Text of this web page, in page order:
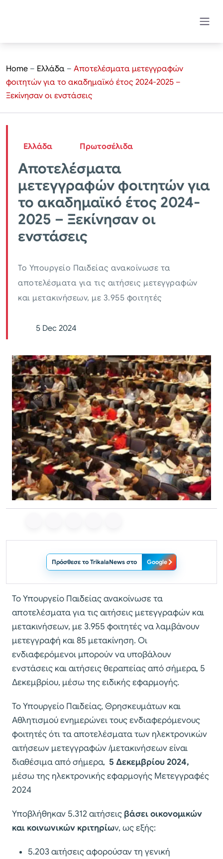
Home – Ελλάδα – Αποτελέσματα μετεγγραφών
φοιτητών για το ακαδημαϊκό έτος 2024-2025 –
Ξεκίνησαν οι ενστάσεις
Ελλάδα Πρωτοσέλιδα
Αποτελέσματα
μετεγγραφών φοιτητών για
το ακαδημαϊκό έτος 2024-
2025 – Ξεκίνησαν οι
ενστάσεις
Το Υπουργείο Παιδείας ανακοίνωσε τα
αποτελέσματα για τις αιτήσεις μετεγγραφών
και μετακινήσεων, με 3.955 φοιτητές
5 Dec 2024
Πρόσθεσε το TrikalaNews στο Google
Το Υπουργείο Παιδείας ανακοίνωσε τα
αποτελέσματα για τις αιτήσεις μετεγγραφών και
μετακινήσεων, με 3.955 φοιτητές να λαμβάνουν
μετεγγραφή και 85 μετακίνηση. Οι
ενδιαφερόμενοι μπορούν να υποβάλουν
ενστάσεις και αιτήσεις θεραπείας από σήμερα, 5
Δεκεμβρίου, μέσω της ειδικής εφαρμογής.
Το Υπουργείο Παιδείας, Θρησκευμάτων και
Αθλητισμού ενημερώνει τους ενδιαφερόμενους
φοιτητές ότι τα αποτελέσματα των ηλεκτρονικών
αιτήσεων μετεγγραφών /μετακινήσεων είναι
διαθέσιμα από σήμερα, 5 Δεκεμβρίου 2024,
μέσω της ηλεκτρονικής εφαρμογής Μετεγγραφές
2024
Υποβλήθηκαν 5.312 αιτήσεις βάσει οικονομικών
και κοινωνικών κριτηρίων, ως εξής:
5.203 αιτήσεις αφορούσαν τη γενική